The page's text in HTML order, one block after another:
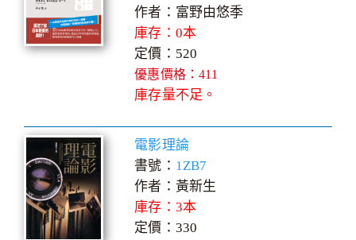
作者：富野由悠季
庫存：0本
定價：520
優惠價格：411
庫存量不足。
電影理論
書號： 1ZB7
作者：黃新生
庫存：3本
定價：330